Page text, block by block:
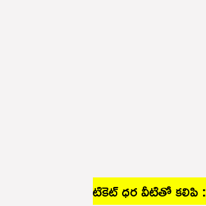
టికెట్ ధర వీటితో కలిపి :